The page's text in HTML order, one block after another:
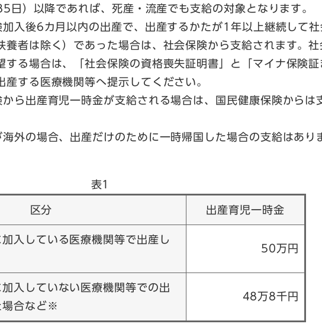
日）以降であれば、死産・流産でも支給の対象となります。
入後6カ月以内の出産で、出産するかたが1年以上継続して社
養者は除く）であった場合は、社会保険から支給されます。社
する場合は、「社会保険の資格喪失証明書」と「マイナ保険証
産する医療機関等へ提示してください。
ら出産育児一時金が支給される場合は、国民健康保険からは
外の場合、出産だけのために一時帰国した場合の支給はあり
表1
区分 出産育児一時金
入している医療機関等で出産し
50万円
入していない医療機関等での出
場合など※
48万8千円